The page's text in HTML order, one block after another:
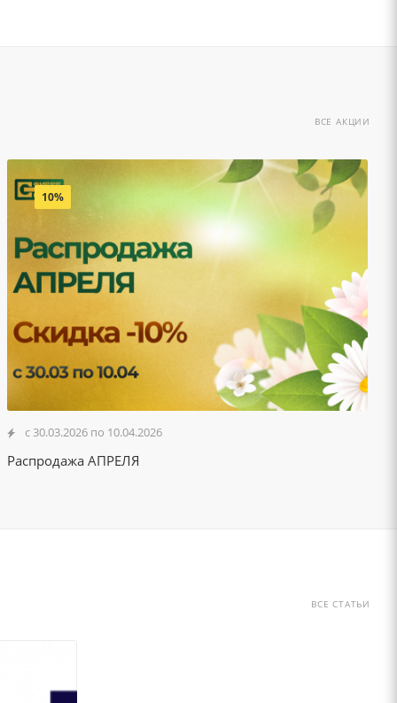
ВСЕ АКЦИИ
с 30.03.2026 по 10.04.2026
Распродажа АПРЕЛЯ
10%
ВСЕ СТАТЬИ